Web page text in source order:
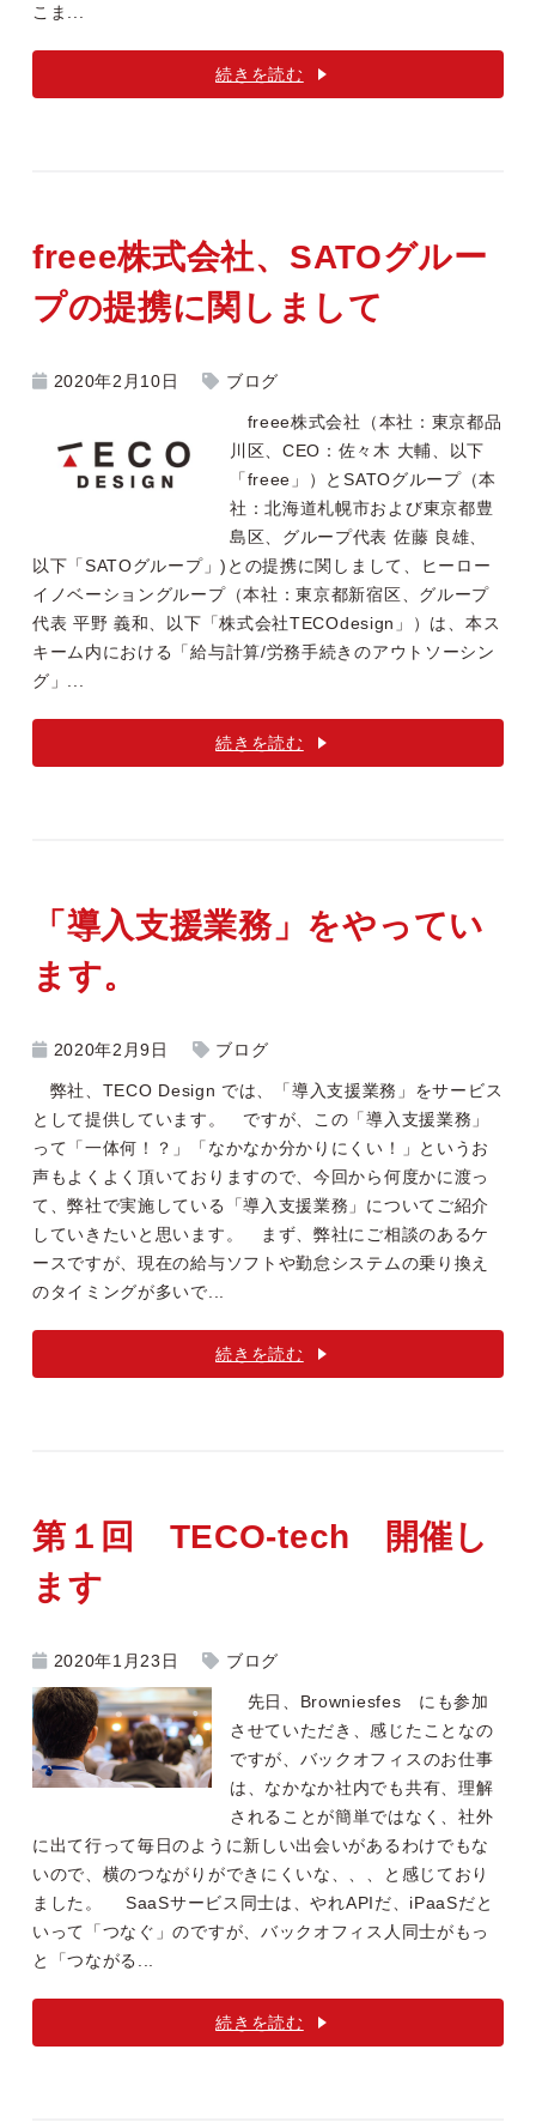
こま...
続きを読む
freee株式会社、SATOグルー
プの提携に関しまして
2020年2月10日 ブログ
freee株式会社（本社：東京都品
川区、CEO：佐々木 大輔、以下
「freee」）とSATOグループ（本
社：北海道札幌市および東京都豊
島区、グループ代表 佐藤 良雄、
以下「SATOグループ」)との提携に関しまして、ヒーロー
イノベーショングループ（本社：東京都新宿区、グループ
代表 平野 義和、以下「株式会社TECOdesign」）は、本ス
キーム内における「給与計算/労務手続きのアウトソーシン
グ」...
続きを読む
「導入支援業務」をやってい
ます。
2020年2月9日 ブログ
弊社、TECO Design では、「導入支援業務」をサービス
として提供しています。 ですが、この「導入支援業務」
って「一体何！？」「なかなか分かりにくい！」というお
声もよくよく頂いておりますので、今回から何度かに渡っ
て、弊社で実施している「導入支援業務」についてご紹介
していきたいと思います。 まず、弊社にご相談のあるケ
ースですが、現在の給与ソフトや勤怠システムの乗り換え
のタイミングが多いで...
続きを読む
第１回 TECO-tech 開催し
ます
2020年1月23日 ブログ
先日、Browniesfes にも参加
させていただき、感じたことなの
ですが、バックオフィスのお仕事
は、なかなか社内でも共有、理解
されることが簡単ではなく、社外
に出て行って毎日のように新しい出会いがあるわけでもな
いので、横のつながりができにくいな、、、と感じており
ました。 SaaSサービス同士は、やれAPIだ、iPaaSだと
いって「つなぐ」のですが、バックオフィス人同士がもっ
と「つながる...
続きを読む